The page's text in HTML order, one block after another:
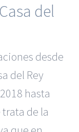
del
desde
del Rey
hasta
trata de la